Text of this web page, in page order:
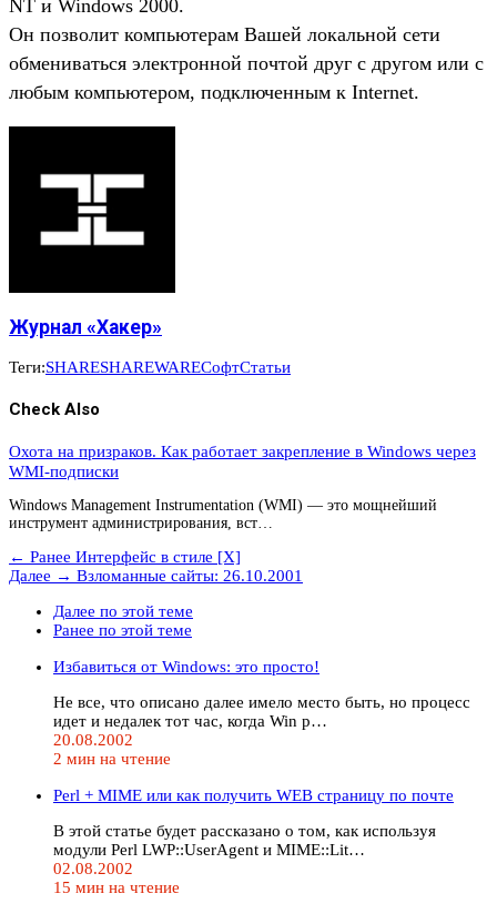
NT и Windows 2000.
Он позволит компьютерам Вашей локальной сети
обмениваться электронной почтой друг с другом или с
любым компьютером, подключенным к Internet.
Журнал «Хакер»
Теги:SHARESHAREWAREСофтСтатьи
Check Also
Охота на призраков. Как работает закрепление в Windows через
WMI-подписки
Windows Management Instrumentation (WMI) — это мощнейший
инструмент администрирования, вст…
← Ранее Интерфейс в стиле [X]
Далее → Взломанные сайты: 26.10.2001
Далее по этой теме
Ранее по этой теме
Избавиться от Windows: это просто!
Не все, что описано далее имело место быть, но процесс
идет и недалек тот час, когда Win р…
20.08.2002
2 мин на чтение
Perl + MIME или как получить WEB страницу по почте
В этой статье будет рассказано о том, как используя
модули Perl LWP::UserAgent и MIME::Lit…
02.08.2002
15 мин на чтение